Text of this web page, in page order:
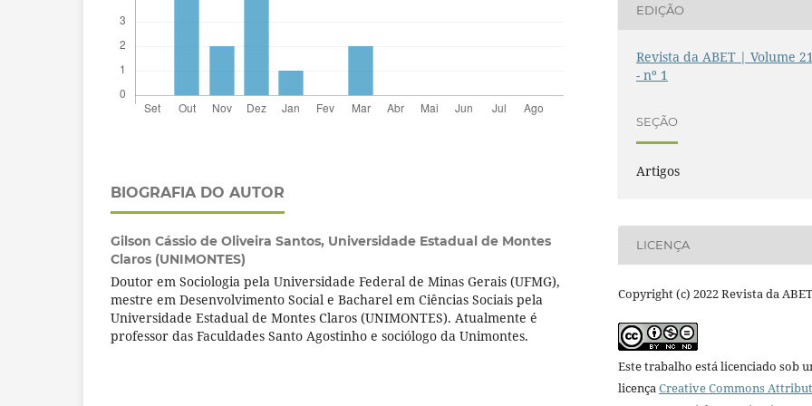
BIOGRAFIA DO AUTOR
Gilson Cássio de Oliveira Santos, Universidade Estadual de Montes
Claros (UNIMONTES)
Doutor em Sociologia pela Universidade Federal de Minas Gerais (UFMG),
mestre em Desenvolvimento Social e Bacharel em Ciências Sociais pela
Universidade Estadual de Montes Claros (UNIMONTES). Atualmente é
professor das Faculdades Santo Agostinho e sociólogo da Unimontes.
EDIÇÃO
Revista da ABET | Volume 21
- nº 1
SEÇÃO
Artigos
LICENÇA
Copyright (c) 2022 Revista da ABET
Este trabalho está licenciado sob
licençaCreative Commons